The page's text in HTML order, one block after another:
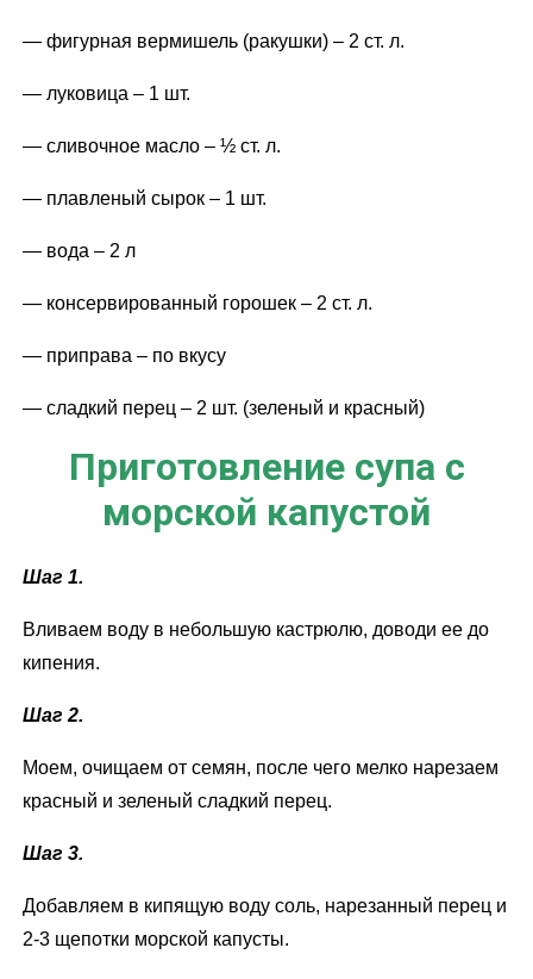
— фигурная вермишель (ракушки) – 2 ст. л.
— луковица – 1 шт.
— сливочное масло – ½ ст. л.
— плавленый сырок – 1 шт.
— вода – 2 л
— консервированный горошек – 2 ст. л.
— приправа – по вкусу
— сладкий перец – 2 шт. (зеленый и красный)
Приготовление супа с
морской капустой
Шаг 1.
Вливаем воду в небольшую кастрюлю, доводи ее до
кипения.
Шаг 2.
Моем, очищаем от семян, после чего мелко нарезаем
красный и зеленый сладкий перец.
Шаг 3.
Добавляем в кипящую воду соль, нарезанный перец и
2-3 щепотки морской капусты.